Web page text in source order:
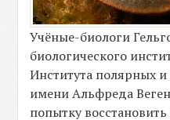
Учёные-биологи
биологического
Института полярных
имени Альфреда
попытку